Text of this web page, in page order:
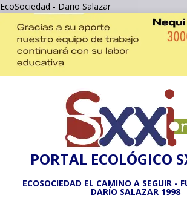
EcoSociedad - Dario Salazar
PORTAL ECOLÓGICO
ECOSOCIEDAD EL CAMINO A SEGUIR -
DARÍO SALAZAR 1998